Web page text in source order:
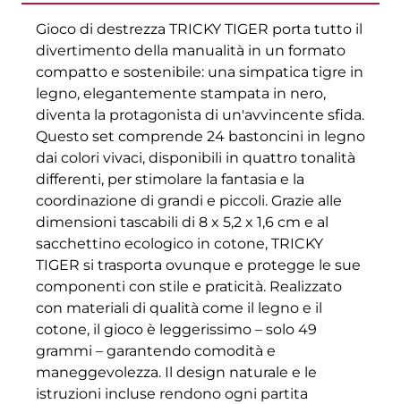
Gioco di destrezza TRICKY TIGER porta tutto il
divertimento della manualità in un formato
compatto e sostenibile: una simpatica tigre in
legno, elegantemente stampata in nero,
diventa la protagonista di un'avvincente sfida.
Questo set comprende 24 bastoncini in legno
dai colori vivaci, disponibili in quattro tonalità
differenti, per stimolare la fantasia e la
coordinazione di grandi e piccoli. Grazie alle
dimensioni tascabili di 8 x 5,2 x 1,6 cm e al
sacchettino ecologico in cotone, TRICKY
TIGER si trasporta ovunque e protegge le sue
componenti con stile e praticità. Realizzato
con materiali di qualità come il legno e il
cotone, il gioco è leggerissimo – solo 49
grammi – garantendo comodità e
maneggevolezza. Il design naturale e le
istruzioni incluse rendono ogni partita